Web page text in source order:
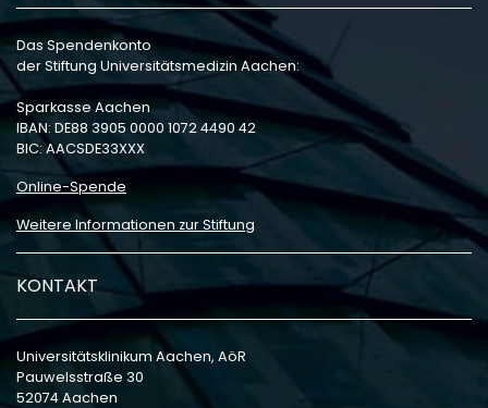
Das Spendenkonto
der Stiftung Universitätsmedizin Aachen:
Sparkasse Aachen
IBAN: DE88 3905 0000 1072 4490 42
BIC: AACSDE33XXX
Online-Spende
Weitere Informationen zur Stiftung
KONTAKT
Universitätsklinikum Aachen, AöR
Pauwelsstraße 30
52074 Aachen